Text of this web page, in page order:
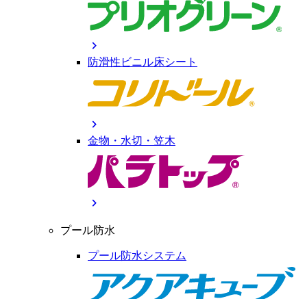
chevron_right
防滑性ビニル床シート
chevron_right
金物・水切・笠木
chevron_right
プール防水
プール防水システム